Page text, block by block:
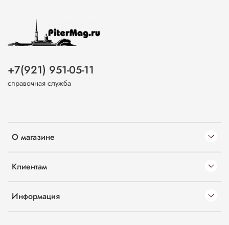
О магазине
Клиентам
Информация
+7(921) 951-05-11
справочная служба